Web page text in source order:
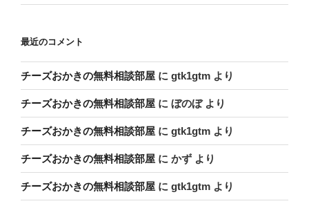
最近のコメント
チーズおかきの無料相談部屋 に gtk1gtm より
チーズおかきの無料相談部屋 に ぼのぼより
チーズおかきの無料相談部屋 に gtk1gtm より
チーズおかきの無料相談部屋 に かず より
チーズおかきの無料相談部屋 に gtk1gtm より